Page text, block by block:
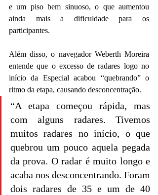
e um piso bem sinuoso, o que aumentou
ainda mais a dificuldade para os
participantes.
Além disso, o navegador Weberth Moreira
entende que o excesso de radares logo no
início da Especial acabou “quebrando” o
ritmo da etapa, causando desconcentração.
“A etapa começou rápida, mas
com alguns radares. Tivemos
muitos radares no início, o que
quebrou um pouco aquela pegada
da prova. O radar é muito longo e
acaba nos desconcentrando. Foram
dois radares de 35 e um de 40